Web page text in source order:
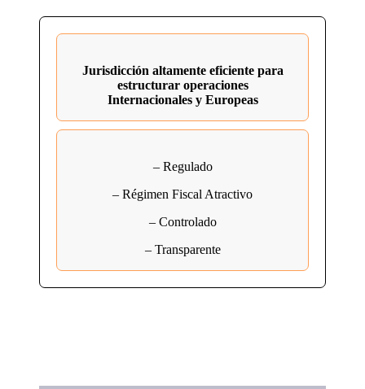
Jurisdicción altamente eficiente para
estructurar operaciones
Internacionales y Europeas
– Regulado
– Régimen Fiscal Atractivo
– Controlado
– Transparente